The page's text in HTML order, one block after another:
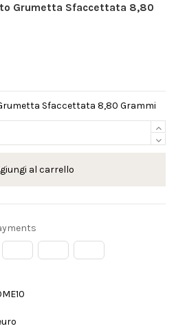
Grumetta Sfaccettata 8,80
Sfaccettata 8,80 Grammi
al carrello